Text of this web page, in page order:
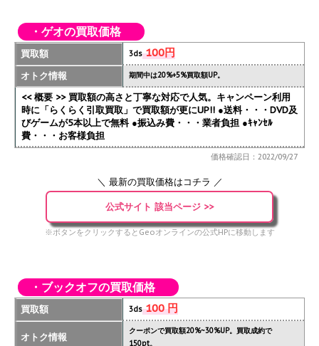
・ゲオの買取価格
買取額 3ds100円
オトク情報 期間中は20%+5%買取額UP。
<< 概要 >> 買取額の高さと丁寧な対応で人気。キャンペーン利用
時に「らくらく引取買取」で買取額が更にUP!! ●送料・・・DVD及
びゲームが5本以上で無料 ●振込み費・・・業者負担 ●ｷｬﾝｾﾙ
費・・・お客様負担
価格確認日：2022/09/27
＼ 最新の買取価格はコチラ ／
公式サイト 該当ページ >>
※ボタンをクリックするとGeoオンラインの公式HPに移動します
・ブックオフの買取価格
買取額 3ds100 円
オトク情報
クーポンで買取額20%~30%UP。買取成約で
150pt。